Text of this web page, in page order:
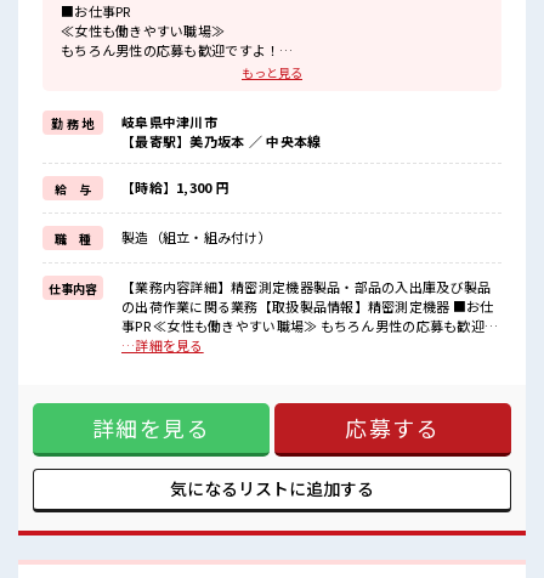
■お仕事PR
≪女性も働きやすい職場≫
もちろん男性の応募も歓迎ですよ！
残業は月20時間以上あります♪
≪完全週休二日制≫
週末は家族や友人と一緒にプライベート満喫！
≪髪色自由で自分らしく働く≫
明るすぎたり奇抜でなければ基本的に自由！
(規定有)≪ラクラク制服アリ≫
制服があるので、
毎日の服装の悩み解消♪
≪自分に合った期間で働ける≫
福利厚生が整った派遣のお仕事です！
■職場の雰囲気
女性が多めの職場です♪
残業がしっかりあるお仕事！
土日祝休みなので、
ON/OFFの切替もしやすい！
もっと見る
勤 務 地
岐阜県中津川市
【最寄駅】美乃坂本 ／ 中央本線
給 与 【時給】1,300 円
職 種 製造（組立・組み付け）
仕事内容
【業務内容詳細】精密測定機器製品・部品の入出庫及び製品
の出荷作業に関る業務【取扱製品情報】精密測定機器 ■お仕
事PR ≪女性も働きやすい職場≫ もちろん男性の応募も歓迎で
すよ！ ≪残業で稼げる≫ 高収入を希望される方にオススメ。
く働く≫ 明るすぎたり奇抜でなければ基本的に自由！ (規定
有)≪ラクラク制服アリ≫ 制服があるので、 毎日の服装の悩
み解消♪ ≪自分に合った期間で働ける≫ 福利厚生が整った派
遣のお仕事です！ ■職場の雰囲気 女性が多めの職場です♪ 髪
型にこだわりのあるアナタは必見！ 髪型自由な職場！ 残業が
しっかりあるお仕事！ 土日祝休みなので、 ON/OFFの切替も
…詳細を見る
詳細を見る 応募する
気になるリストに追加する